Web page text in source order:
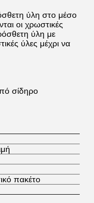
ύλη στο μέσο
οι χρωστικές
ύλη με
ύλες μέχρι να
σίδηρο
πακέτο